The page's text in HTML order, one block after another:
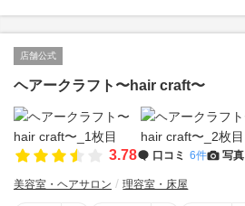
店舗公式
ヘアークラフト〜hair craft〜
3.78 口コミ 6件 写真
美容室・ヘアサロン 理容室・床屋